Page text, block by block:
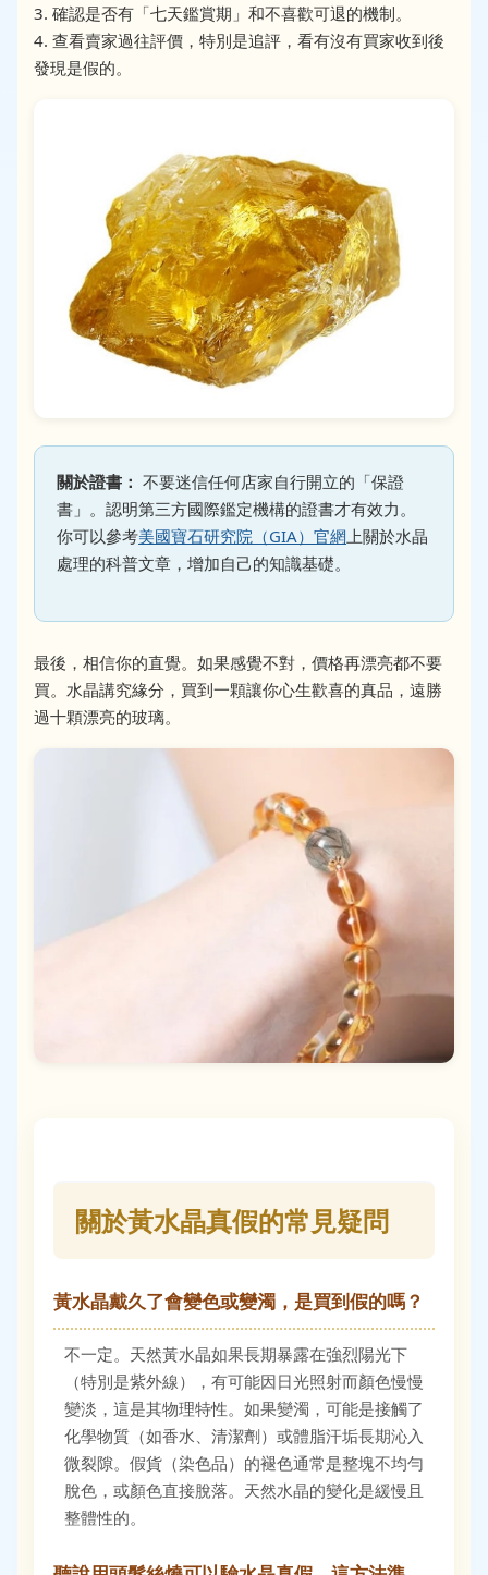
3. 確認是否有「七天鑑賞期」和不喜歡可退的機制。
4. 查看賣家過往評價，特別是追評，看有沒有買家收到後
發現是假的。
關於證書： 不要迷信任何店家自行開立的「保證
書」。認明第三方國際鑑定機構的證書才有效力。
你可以參考美國寶石研究院（GIA）官網 上關於水晶
處理的科普文章，增加自己的知識基礎。
最後，相信你的直覺。如果感覺不對，價格再漂亮都不要
買。水晶講究緣分，買到一顆讓你心生歡喜的真品，遠勝
過十顆漂亮的玻璃。
關於黃水晶真假的常見疑問
黃水晶戴久了會變色或變濁，是買到假的嗎？
不一定。天然黃水晶如果長期暴露在強烈陽光下
（特別是紫外線），有可能因日光照射而顏色慢慢
變淡，這是其物理特性。如果變濁，可能是接觸了
化學物質（如香水、清潔劑）或體脂汗垢長期沁入
微裂隙。假貨（染色品）的褪色通常是整塊不均勻
脫色，或顏色直接脫落。天然水晶的變化是緩慢且
整體性的。